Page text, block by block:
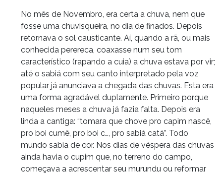
No mês de Novembro, era certa a chuva, nem que
fosse uma chuvisqueira, no dia de finados. Depois
retornava o sol causticante. Aí, quando a rã, ou mais
conhecida perereca, coaxasse num seu tom
característico (rapando a cuia) a chuva estava por vir;
até o sabiá com seu canto interpretado pela voz
popular já anunciava a chegada das chuvas. Esta era
uma forma agradável duplamente. Primeiro porque
naqueles meses a chuva já fazia falta. Depois era
linda a cantiga: “tomara que chove pro capim nascê,
pro boi cumê, pro boi c…, pro sabiá catá”. Todo
mundo sabia de cor. Nos dias de véspera das chuvas
ainda havia o cupim que, no terreno do campo,
começava a acrescentar seu murundu ou reformar